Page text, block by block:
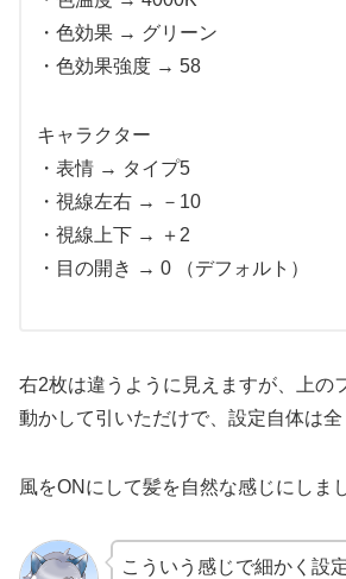
・色効果 → グリーン
・色効果強度 → 58
キャラクター
・表情 → タイプ5
・視線左右 → －10
・視線上下 → ＋2
・目の開き → 0 （デフォルト）
右2枚は違うように見えますが、上の
動かして引いただけで、設定自体は全
風をONにして髪を自然な感じにしま
こういう感じで細かく設